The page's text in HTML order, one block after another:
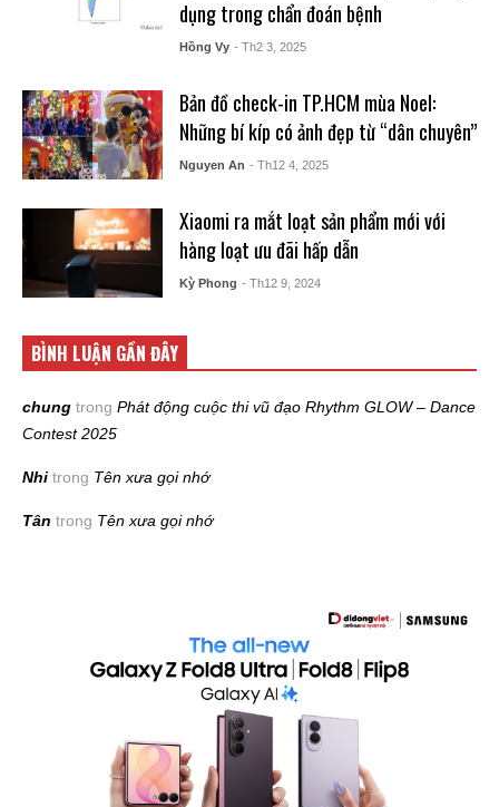
dụng trong chẩn đoán bệnh
Hồng Vy - Th2 3, 2025
Bản đồ check-in TP.HCM mùa Noel:
Những bí kíp có ảnh đẹp từ “dân chuyên”
Nguyen An - Th12 4, 2025
Xiaomi ra mắt loạt sản phẩm mới với
hàng loạt ưu đãi hấp dẫn
Kỳ Phong - Th12 9, 2024
BÌNH LUẬN GẦN ĐÂY
chung trong Phát động cuộc thi vũ đạo Rhythm GLOW – Dance
Contest 2025
Nhi trong Tên xưa gọi nhớ
Tân trong Tên xưa gọi nhớ